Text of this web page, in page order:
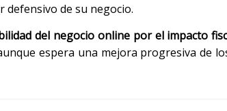
defensivo de su negocio.
del negocio online por el impacto
espera una mejora progresiva de